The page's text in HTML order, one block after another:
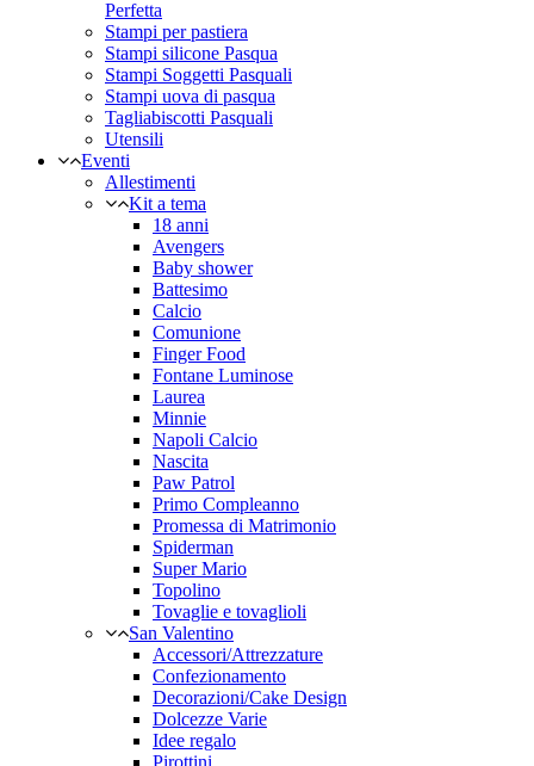
Perfetta
Stampi per pastiera
Stampi silicone Pasqua
Stampi Soggetti Pasquali
Stampi uova di pasqua
Tagliabiscotti Pasquali
Utensili
Eventi
Allestimenti
Kit a tema
18 anni
Avengers
Baby shower
Battesimo
Calcio
Comunione
Finger Food
Fontane Luminose
Laurea
Minnie
Napoli Calcio
Nascita
Paw Patrol
Primo Compleanno
Promessa di Matrimonio
Spiderman
Super Mario
Topolino
Tovaglie e tovaglioli
San Valentino
Accessori/Attrezzature
Confezionamento
Decorazioni/Cake Design
Dolcezze Varie
Idee regalo
Pirottini